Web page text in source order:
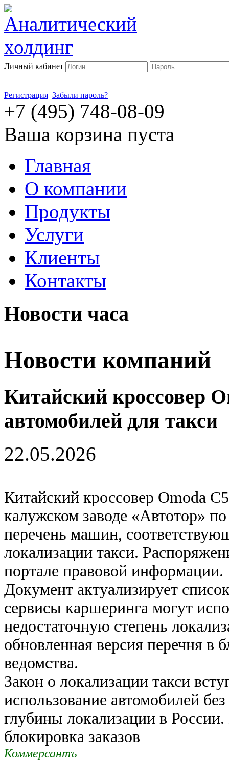
Личный кабинет
Регистрация Забыли пароль?
+7 (495) 748-08-09
Ваша корзина пуста
Главная
О компании
Продукты
Услуги
Клиенты
Контакты
Новости часа
Новости компаний
Китайский кроссовер
автомобилей для такси
22.05.2026
Китайский кроссовер Omoda
калужском заводе «Автотор»
перечень машин,
локализации такси.
портале правовой информации.
Документ актуализирует
сервисы каршеринга могут
недостаточную степень
обновленная версия перечня в
ведомства.
Закон о локализации такси
использование автомобилей
глубины локализации в
блокировка заказов
Коммерсантъ